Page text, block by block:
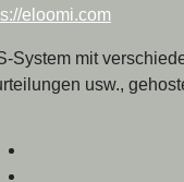
eloomi.com
System mit
usw.,